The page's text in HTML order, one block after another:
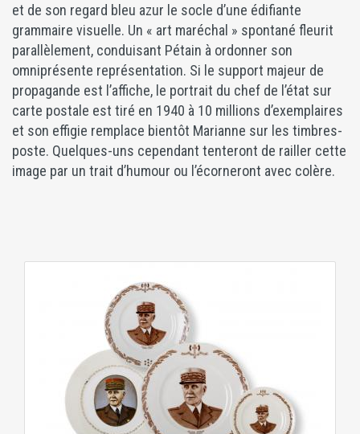
et de son regard bleu azur le socle d’une édifiante
grammaire visuelle. Un « art maréchal » spontané fleurit
parallèlement, conduisant Pétain à ordonner son
omniprésente représentation. Si le support majeur de
propagande est l’affiche, le portrait du chef de l’état sur
carte postale est tiré en 1940 à 10 millions d’exemplaires
et son effigie remplace bientôt Marianne sur les timbres-
poste. Quelques-uns cependant tenteront de railler cette
image par un trait d’humour ou l’écorneront avec colère.